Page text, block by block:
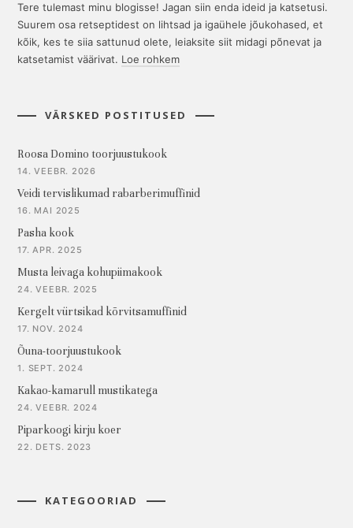
Tere tulemast minu blogisse! Jagan siin enda ideid ja katsetusi.
Suurem osa retseptidest on lihtsad ja igaühele jõukohased, et
kõik, kes te siia sattunud olete, leiaksite siit midagi põnevat ja
katsetamist väärivat. Loe rohkem
VÄRSKED POSTITUSED
Roosa Domino toorjuustukook
14. VEEBR. 2026
Veidi tervislikumad rabarberimuffinid
16. MAI 2025
Pasha kook
17. APR. 2025
Musta leivaga kohupiimakook
24. VEEBR. 2025
Kergelt vürtsikad kõrvitsamuffinid
17. NOV. 2024
Õuna-toorjuustukook
1. SEPT. 2024
Kakao-kamarull mustikatega
24. VEEBR. 2024
Piparkoogi kirju koer
22. DETS. 2023
KATEGOORIAD